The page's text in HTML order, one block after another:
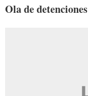
Ola de detenciones